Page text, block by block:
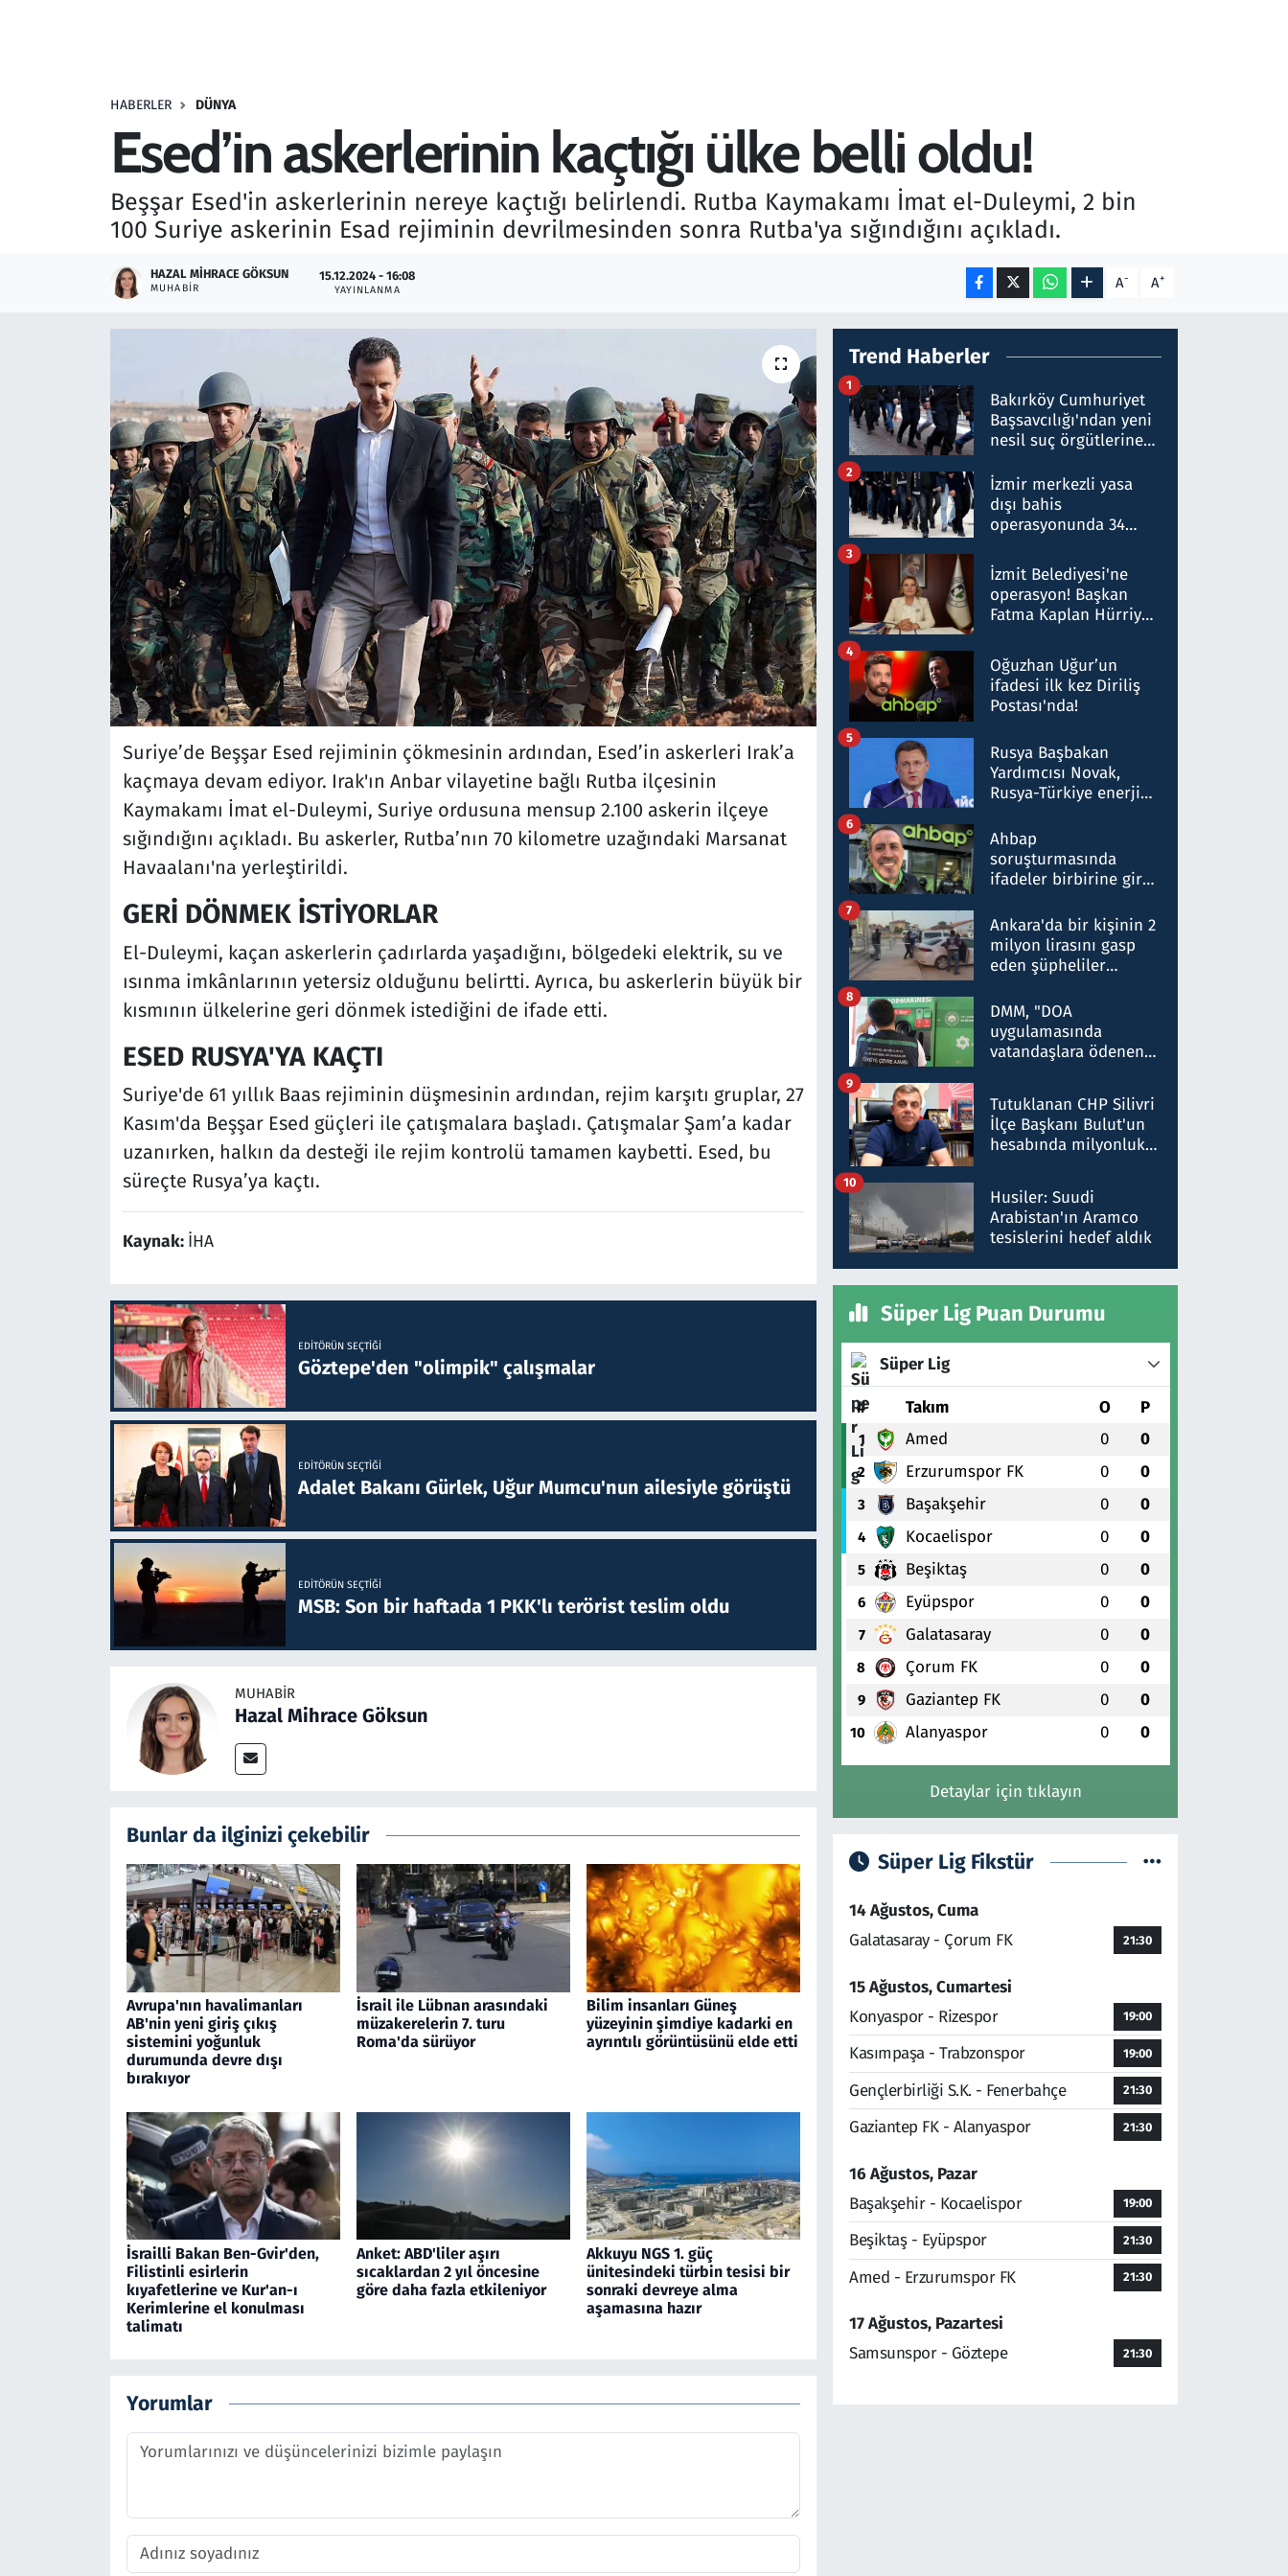
HABERLER DÜNYA
Esed’in askerlerinin kaçtığı ülke belli oldu!
Beşşar Esed'in askerlerinin nereye kaçtığı belirlendi. Rutba Kaymakamı İmat el-Duleymi, 2 bin
100 Suriye askerinin Esad rejiminin devrilmesinden sonra Rutba'ya sığındığını açıkladı.
HAZAL MIHRACE GÖKSUN
MUHABIR
15.12.2024 - 16:08
YAYINLANMA A- A+
Suriye’de Beşşar Esed rejiminin çökmesinin ardından, Esed’in askerleri Irak’a
kaçmaya devam ediyor. Irak'ın Anbar vilayetine bağlı Rutba ilçesinin
Kaymakamı İmat el-Duleymi, Suriye ordusuna mensup 2.100 askerin ilçeye
sığındığını açıkladı. Bu askerler, Rutba’nın 70 kilometre uzağındaki Marsanat
Havaalanı'na yerleştirildi.
GERİ DÖNMEK İSTİYORLAR
El-Duleymi, kaçan askerlerin çadırlarda yaşadığını, bölgedeki elektrik, su ve
ısınma imkânlarının yetersiz olduğunu belirtti. Ayrıca, bu askerlerin büyük bir
kısmının ülkelerine geri dönmek istediğini de ifade etti.
ESED RUSYA'YA KAÇTI
Suriye'de 61 yıllık Baas rejiminin düşmesinin ardından, rejim karşıtı gruplar, 27
Kasım'da Beşşar Esed güçleri ile çatışmalara başladı. Çatışmalar Şam’a kadar
uzanırken, halkın da desteği ile rejim kontrolü tamamen kaybetti. Esed, bu
süreçte Rusya’ya kaçtı.
Kaynak: İHA
EDITÖRÜN SEÇTIĞI
Göztepe'den "olimpik" çalışmalar
EDITÖRÜN SEÇTIĞI
Adalet Bakanı Gürlek, Uğur Mumcu'nun ailesiyle görüştü
EDITÖRÜN SEÇTIĞI
MSB: Son bir haftada 1 PKK'lı terörist teslim oldu
MUHABIR
Hazal Mihrace Göksun
Bunlar da ilginizi çekebilir
Avrupa'nın havalimanları
AB'nin yeni giriş çıkış
sistemini yoğunluk
durumunda devre dışı
bırakıyor
İsrail ile Lübnan arasındaki
müzakerelerin 7. turu
Roma'da sürüyor
Bilim insanları Güneş
yüzeyinin şimdiye kadarki en
ayrıntılı görüntüsünü elde etti
İsrailli Bakan Ben-Gvir'den,
Filistinli esirlerin
kıyafetlerine ve Kur'an-ı
Kerimlerine el konulması
talimatı
Anket: ABD'liler aşırı
sıcaklardan 2 yıl öncesine
göre daha fazla etkileniyor
Akkuyu NGS 1. güç
ünitesindeki türbin tesisi bir
sonraki devreye alma
aşamasına hazır
Yorumlar
Trend Haberler
Bakırköy Cumhuriyet
Başsavcılığı'ndan yeni
nesil suç örgütlerine
hakkında gözaltı kararı
1
İzmir merkezli yasa
dışı bahis
operasyonunda 34
Milyar liralık para
trafiği tespit edildi
2
İzmit Belediyesi'ne
operasyon! Başkan
Fatma Kaplan Hürriyet
3
Oğuzhan Uğur’un
ifadesi ilk kez Diriliş
Postası'nda!
4
Rusya Başbakan
Yardımcısı Novak,
Rusya-Türkiye enerji
nitelikte olduğunu
belirtti
5
Ahbap
soruşturmasında
ifadeler birbirine girdi:
ifadelerinden ortaya
çıkan tablo şok etti
6
Ankara'da bir kişinin 2
milyon lirasını gasp
eden şüpheliler
7
DMM, "DOA
uygulamasında
vatandaşlara ödenen
düşürüldüğü" iddiasını
yalanladı
8
Tutuklanan CHP Silivri
İlçe Başkanı Bulut'un
hesabında milyonluk
talimat verdi, ben
gönderdim
9
Husiler: Suudi
Arabistan'ın Aramco
tesislerini hedef aldık
10
Süper Lig Puan Durumu
Süper Lig
# Takım O P
1 Amed 0 0
2 Erzurumspor FK 0 0
3 Başakşehir 0 0
4 Kocaelispor 0 0
5 Beşiktaş 0 0
6 Eyüpspor 0 0
7 Galatasaray 0 0
8 Çorum FK 0 0
9 Gaziantep FK 0 0
10 Alanyaspor 0 0
Detaylar için tıklayın
Süper Lig Fikstür
14 Ağustos, Cuma
Galatasaray - Çorum FK
21:30
15 Ağustos, Cumartesi
Konyaspor - Rizespor
19:00
Kasımpaşa - Trabzonspor 19:00
Gençlerbirliği S.K. - Fenerbahçe 21:30
Gaziantep FK - Alanyaspor 21:30
16 Ağustos, Pazar
Başakşehir - Kocaelispor
19:00
Beşiktaş - Eyüpspor 21:30
Amed - Erzurumspor FK 21:30
17 Ağustos, Pazartesi
Samsunspor - Göztepe
21:30
Savunma Sanayi
Seçim 2023